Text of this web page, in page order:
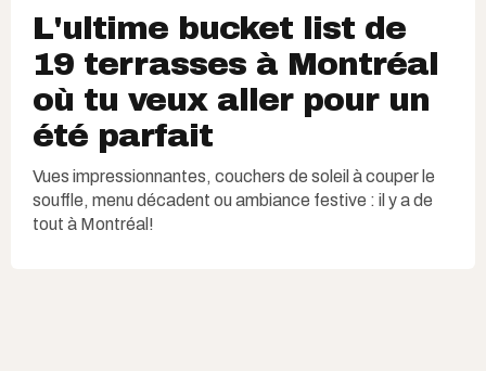
L'ultime bucket list de
19 terrasses à Montréal
où tu veux aller pour un
été parfait
Vues impressionnantes, couchers de soleil à couper le
souffle, menu décadent ou ambiance festive : il y a de
tout à Montréal!